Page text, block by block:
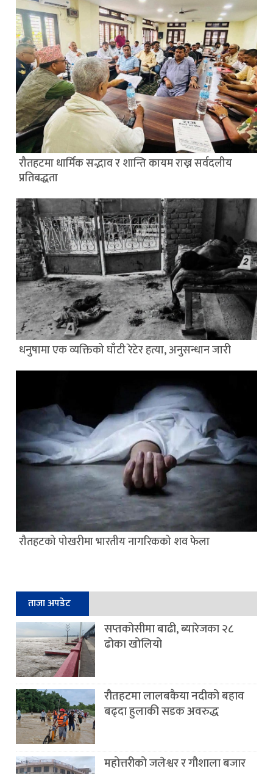
रौतहटमा धार्मिक सद्भाव र शान्ति कायम राख्न सर्वदलीय
प्रतिबद्धता
धनुषामा एक व्यक्तिको घाँटी रेटेर हत्या, अनुसन्धान जारी
रौतहटको पोखरीमा भारतीय नागरिकको शव फेला
ताजा अपडेट
सप्तकोसीमा बाढी, ब्यारेजका २८
ढोका खोलियो
रौतहटमा लालबकैया नदीको बहाव
बढ्दा हुलाकी सडक अवरुद्ध
महोत्तरीको जलेश्वर र गौशाला बजार